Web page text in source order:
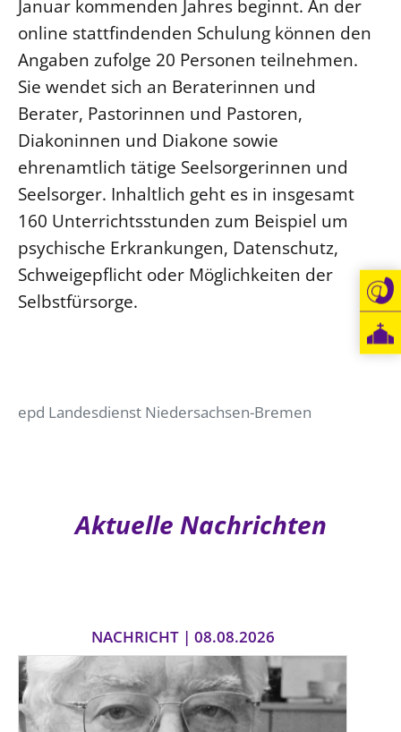
Januar kommenden Jahres beginnt. An der
online stattfindenden Schulung können den
Angaben zufolge 20 Personen teilnehmen.
Sie wendet sich an Beraterinnen und
Berater, Pastorinnen und Pastoren,
Diakoninnen und Diakone sowie
ehrenamtlich tätige Seelsorgerinnen und
Seelsorger. Inhaltlich geht es in insgesamt
160 Unterrichtsstunden zum Beispiel um
psychische Erkrankungen, Datenschutz,
Schweigepflicht oder Möglichkeiten der
Selbstfürsorge.
epd Landesdienst Niedersachsen-Bremen
Aktuelle Nachrichten
NACHRICHT | 08.08.2026
Interventionsplan
Jahresgespräche
Kantine Speiseplan
Kirchliche Verwaltung
Klimaschutzgesetz
Kunstreferat
NKVK
Öffentlichkeitsarbeit
Personalausschuss
Projektmanagement